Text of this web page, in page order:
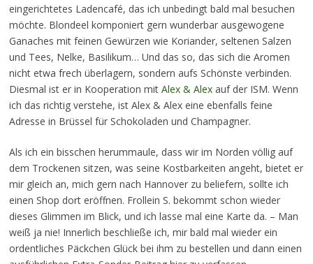
eingerichtetes Ladencafé, das ich unbedingt bald mal besuchen
möchte. Blondeel komponiert gern wunderbar ausgewogene
Ganaches mit feinen Gewürzen wie Koriander, seltenen Salzen
und Tees, Nelke, Basilikum… Und das so, das sich die Aromen
nicht etwa frech überlagern, sondern aufs Schönste verbinden.
Diesmal ist er in Kooperation mit Alex & Alexauf der ISM. Wenn
ich das richtig verstehe, ist Alex & Alex eine ebenfalls feine
Adresse in Brüssel für Schokoladen und Champagner.
Als ich ein bisschen herummaule, dass wir im Norden völlig auf
dem Trockenen sitzen, was seine Kostbarkeiten angeht, bietet er
mir gleich an, mich gern nach Hannover zu beliefern, sollte ich
einen Shop dort eröffnen. Frollein S. bekommt schon wieder
dieses Glimmen im Blick, und ich lasse mal eine Karte da. – Man
weiß ja nie! Innerlich beschließe ich, mir bald mal wieder ein
ordentliches Päckchen Glück bei ihm zu bestellen und dann einen